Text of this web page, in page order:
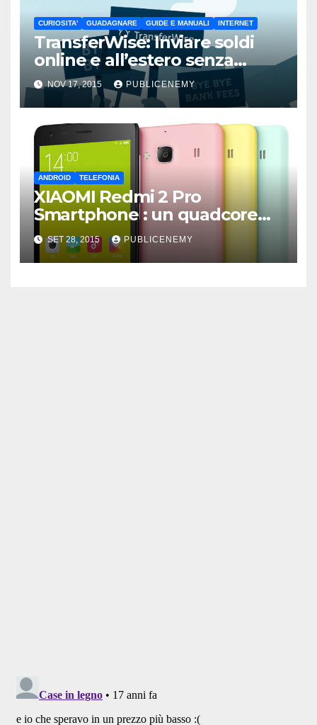
CURIOSITA' GUADAGNARE GUIDE E MANUALI INTERNET
TransferWise: Inviare soldi
online e all’estero senza
pagare commissioni
NOV 17, 2015 PUBLICENEMY
ANDROID TELEFONIA
XIAOMI Redmi 2 Pro
Smartphone : un quadcore
sotto i 130 euro
SET 28, 2015 PUBLICENEMY